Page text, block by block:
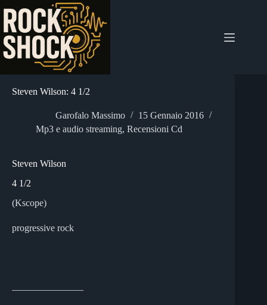
contenuto
Steven Wilson: 4 1/2
Garofalo Massimo
15 Gennaio 2016
Mp3 e audio streaming, Recensioni Cd
Steven Wilson
4 1/2
(Kscope)
progressive rock